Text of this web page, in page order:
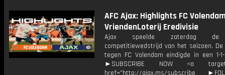
AFC Ajax: Highlights FC
VriendenLoterij Eredivisie
Ajax speelde zaterdag de
competitiewedstrijd van het seizoen.
tegen FC Volendam eindigde in een 1-
►SUBSCRIBE NOW <a
href="http://ajax.ms/subscribe